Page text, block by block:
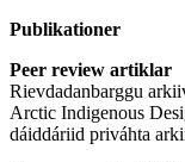
Publikationer
Peer review artiklar
Rievdadanbarggu
Arctic Indigenous
dáiddáriid priváhta